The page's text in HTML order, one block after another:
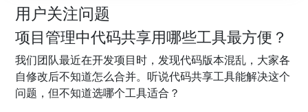
用户关注问题
项目管理中代码共享用哪些工具最方便？
我们团队最近在开发项目时，发现代码版本混乱，大家各
自修改后不知道怎么合并。听说代码共享工具能解决这个
问题，但不知道选哪个工具适合？